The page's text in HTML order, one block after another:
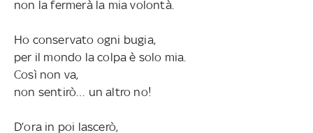
non la fermerà la mia volontà.
Ho conservato ogni bugia,
per il mondo la colpa è solo mia.
Così non va,
non sentirò… un altro no!
D’ora in poi lascerò,